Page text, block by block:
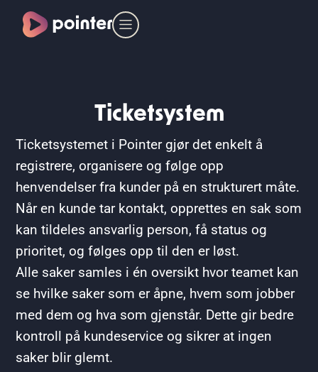
Ticketsystem
Ticketsystemet i Pointer gjør det enkelt å
registrere, organisere og følge opp
henvendelser fra kunder på en strukturert måte.
Når en kunde tar kontakt, opprettes en sak som
kan tildeles ansvarlig person, få status og
prioritet, og følges opp til den er løst.
Alle saker samles i én oversikt hvor teamet kan
se hvilke saker som er åpne, hvem som jobber
med dem og hva som gjenstår. Dette gir bedre
kontroll på kundeservice og sikrer at ingen
saker blir glemt.